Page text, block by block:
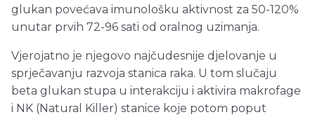
glukan povećava imunološku aktivnost za 50-120%
unutar prvih 72-96 sati od oralnog uzimanja.
Vjerojatno je njegovo najčudesnije djelovanje u
sprječavanju razvoja stanica raka. U tom slučaju
beta glukan stupa u interakciju i aktivira makrofage
i NK (Natural Killer) stanice koje potom poput